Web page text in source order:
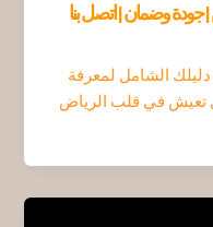
وضمان | اتصل بنا
الشامل لمعرفة
تعيش في قلب الرياض